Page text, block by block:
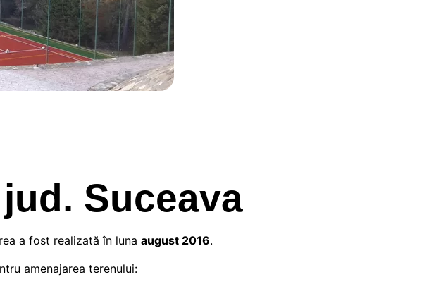
Suceava
a fost realizată în luna august 2016.
amenajarea terenului: